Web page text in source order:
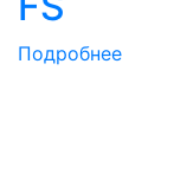
Подробнее